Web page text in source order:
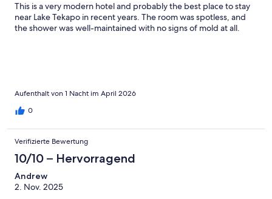
This is a very modern hotel and probably the best place to stay
near Lake Tekapo in recent years. The room was spotless, and
the shower was well-maintained with no signs of mold at all.
Aufenthalt von 1 Nacht im April 2026
0
Verifizierte Bewertung
10/10 – Hervorragend
Andrew
2. Nov. 2025